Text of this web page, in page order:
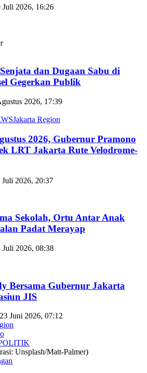
Juli 2026, 16:26
dan Dugaan Sabu di
Gegerkan Publik
2026, 17:39
Jakarta Region
2026, Gubernur Pramono
LRT Jakarta Rute Velodrome-
Juli 2026, 20:37
Sekolah, Ortu Antar Anak
Padat Merayap
Juli 2026, 08:38
Bersama Gubernur Jakarta
JIS
Juni 2026, 07:12